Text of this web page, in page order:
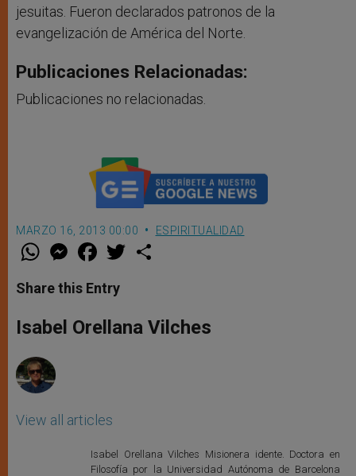
jesuitas. Fueron declarados patronos de la
evangelización de América del Norte.
Publicaciones Relacionadas:
Publicaciones no relacionadas.
MARZO 16, 2013 00:00 ESPIRITUALIDAD
W
t
s
p
p
M
e
s
e
g
e
F
a
e
b
o
k
w
r
Share this Entry
Isabel Orellana Vilches
View all articles
Isabel Orellana Vilches Misionera idente. Doctora en
Filosofía por la Universidad Autónoma de Barcelona